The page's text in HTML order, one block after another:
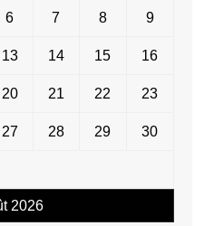
2026
6 7 8 9
13 14 15 16
20 21 22 23
27 28 29 30